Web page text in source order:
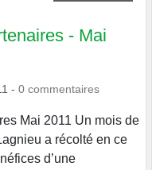
- Mai
- 0 commentaires
Mai 2011 Un mois de
a récolté en ce
d’une